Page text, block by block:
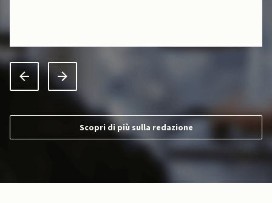
Scopri di più sulla redazione